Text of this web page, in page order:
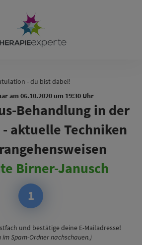
- du bist dabei!
am 06.10.2020 um 19:30 Uhr
Behandlung in der
aktuelle Techniken
Birner-Janusch
1
und bestätige deine E-Mailadresse!
im Spam-Ordner nachschauen.)